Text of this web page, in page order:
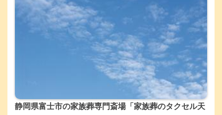
静岡県富士市の家族葬専門斎場「家族葬のタクセル天